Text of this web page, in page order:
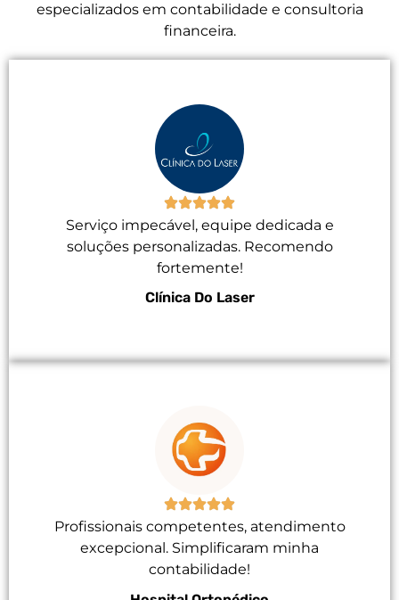
especializados em contabilidade e consultoria
financeira.
Serviço impecável, equipe dedicada e
soluções personalizadas. Recomendo
fortemente!
Clínica Do Laser
Profissionais competentes, atendimento
excepcional. Simplificaram minha
contabilidade!